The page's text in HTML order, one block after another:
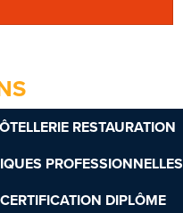
RESTAURATION
PROFESSIONNELLES
CERTIFICATION DIPLÔME